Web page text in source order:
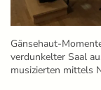
Gänsehaut-
verdunkelter Saal
musizierten mittels